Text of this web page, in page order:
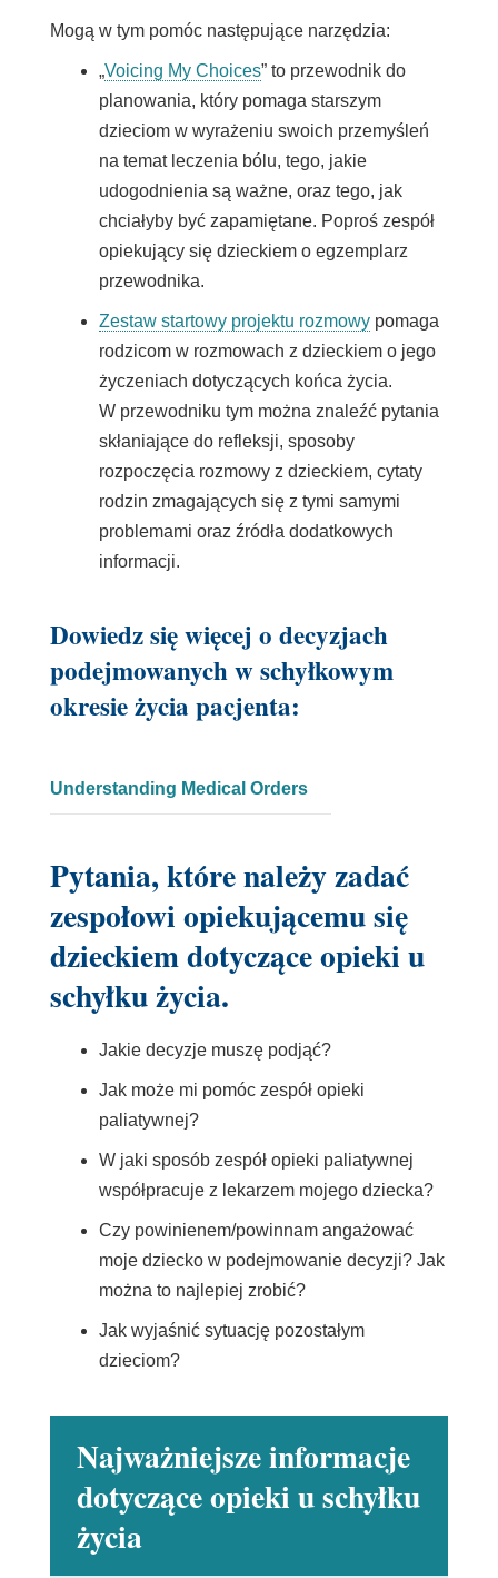
Mogą w tym pomóc następujące narzędzia:
„Voicing My ChoicesLink
otwiera
się
w
nowym
oknie
” to przewodnik do
planowania, który pomaga starszym
dzieciom w wyrażeniu swoich przemyśleń
na temat leczenia bólu, tego, jakie
udogodnienia są ważne, oraz tego, jak
chciałyby być zapamiętane. Poproś zespół
opiekujący się dzieckiem o egzemplarz
przewodnika.
Zestaw startowy projektu rozmowyLink
otwiera
się
w
oknie
pomaga
rodzicom w rozmowach z dzieckiem o jego
życzeniach dotyczących końca życia.
W przewodniku tym można znaleźć pytania
skłaniające do refleksji, sposoby
rozpoczęcia rozmowy z dzieckiem, cytaty
rodzin zmagających się z tymi samymi
problemami oraz źródła dodatkowych
informacji.
Dowiedz się więcej o decyzjach
podejmowanych w schyłkowym
okresie życia pacjenta:
Understanding Medical OrdersLink
otwiera
w
Pytania, które należy zadać
zespołowi opiekującemu się
dzieckiem dotyczące opieki u
schyłku życia.
Jakie decyzje muszę podjąć?
Jak może mi pomóc zespół opieki
paliatywnej?
W jaki sposób zespół opieki paliatywnej
współpracuje z lekarzem mojego dziecka?
Czy powinienem/powinnam angażować
moje dziecko w podejmowanie decyzji? Jak
można to najlepiej zrobić?
Jak wyjaśnić sytuację pozostałym
dzieciom?
Najważniejsze informacje
dotyczące opieki u schyłku
życia